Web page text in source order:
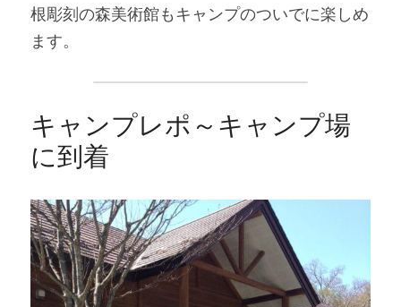
根彫刻の森美術館もキャンプのついでに楽しめ
ます。
キャンプレポ～キャンプ場
に到着